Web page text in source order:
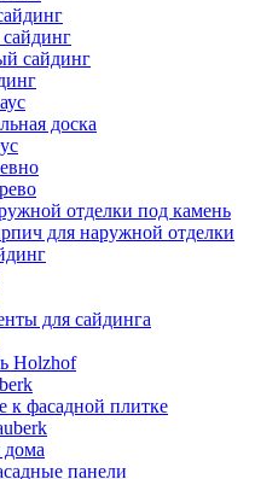
сайдинг
доска
отделки под камень
для наружной отделки
для сайдинга
Holzhof
фасадной плитке
панели